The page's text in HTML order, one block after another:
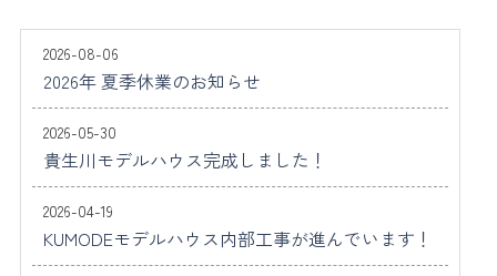
2026-08-06
2026年 夏季休業のお知らせ
2026-05-30
貴生川モデルハウス完成しました！
2026-04-19
KUMODEモデルハウス内部工事が進んでいます！